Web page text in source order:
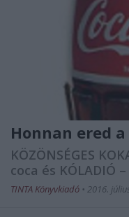
Honnan ered a
KÖZÖNSÉGES
coca és KÓLADIÓ
TINTA Könyvkiadó • 2016.